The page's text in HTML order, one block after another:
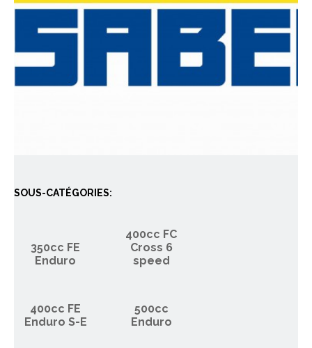
SOUS-CATÉGORIES:
350cc FE
Enduro
400cc FC
Cross 6
speed
400cc FE
Enduro S-E
500cc
Enduro